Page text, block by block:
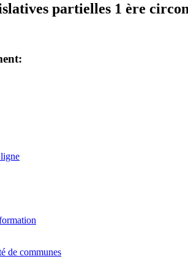
partielles 1 ère
de communes